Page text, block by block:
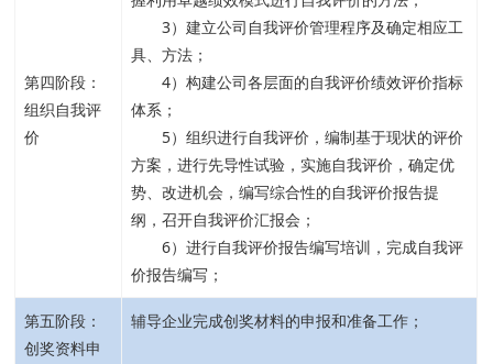
第四阶段：
组织自我评
价
3）建立公司自我评价管理程序及确定相应工
具、方法；
4）构建公司各层面的自我评价绩效评价指标
体系；
5）组织进行自我评价，编制基于现状的评价
方案，进行先导性试验，实施自我评价，确定优
势、改进机会，编写综合性的自我评价报告提
纲，召开自我评价汇报会；
6）进行自我评价报告编写培训，完成自我评
价报告编写；
第五阶段：
创奖资料申
辅导企业完成创奖材料的申报和准备工作；